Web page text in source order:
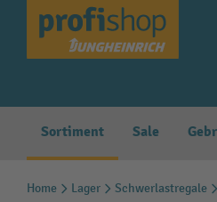
Zur Hauptnavigation
Sortiment Sale
Home Lager Schwerlastregale